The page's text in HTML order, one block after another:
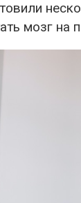
мозг на